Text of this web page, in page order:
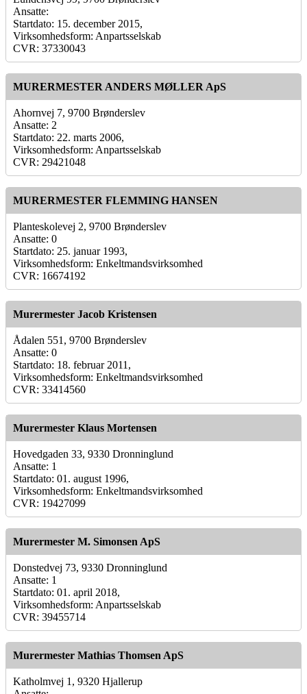
Ansatte:
Startdato: 15. december 2015,
Virksomhedsform: Anpartsselskab
CVR: 37330043
MURERMESTER ANDERS MØLLER ApS
Ahornvej 7, 9700 Brønderslev
Ansatte: 2
Startdato: 22. marts 2006,
Virksomhedsform: Anpartsselskab
CVR: 29421048
MURERMESTER FLEMMING HANSEN
Planteskolevej 2, 9700 Brønderslev
Ansatte: 0
Startdato: 25. januar 1993,
Virksomhedsform: Enkeltmandsvirksomhed
CVR: 16674192
Murermester Jacob Kristensen
Ådalen 551, 9700 Brønderslev
Ansatte: 0
Startdato: 18. februar 2011,
Virksomhedsform: Enkeltmandsvirksomhed
CVR: 33414560
Murermester Klaus Mortensen
Hovedgaden 33, 9330 Dronninglund
Ansatte: 1
Startdato: 01. august 1996,
Virksomhedsform: Enkeltmandsvirksomhed
CVR: 19427099
Murermester M. Simonsen ApS
Donstedvej 73, 9330 Dronninglund
Ansatte: 1
Startdato: 01. april 2018,
Virksomhedsform: Anpartsselskab
CVR: 39455714
Murermester Mathias Thomsen ApS
Katholmvej 1, 9320 Hjallerup